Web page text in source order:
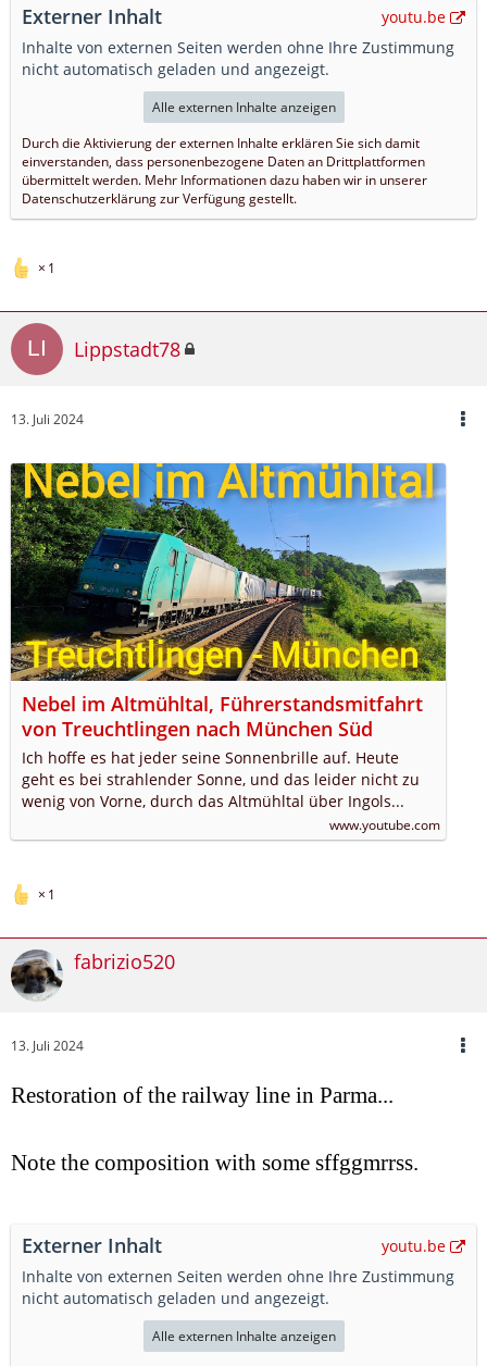
Externer Inhalt
youtu.be
Inhalte von externen Seiten werden ohne Ihre Zustimmung
nicht automatisch geladen und angezeigt.
Alle externen Inhalte anzeigen
Durch die Aktivierung der externen Inhalte erklären Sie sich damit
einverstanden, dass personenbezogene Daten an Drittplattformen
übermittelt werden. Mehr Informationen dazu haben wir in unserer
Datenschutzerklärung zur Verfügung gestellt.
1
Lippstadt78
13. Juli 2024
Nebel im Altmühltal, Führerstandsmitfahrt
von Treuchtlingen nach München Süd
Ich hoffe es hat jeder seine Sonnenbrille auf. Heute
geht es bei strahlender Sonne, und das leider nicht zu
wenig von Vorne, durch das Altmühltal über Ingols...
www.youtube.com
1
fabrizio520
13. Juli 2024
Restoration of the railway line in Parma...
Note the composition with some sffggmrrss.
Externer Inhalt
youtu.be
Inhalte von externen Seiten werden ohne Ihre Zustimmung
nicht automatisch geladen und angezeigt.
Alle externen Inhalte anzeigen